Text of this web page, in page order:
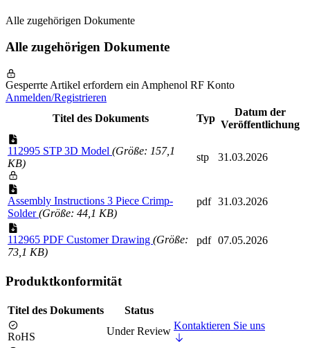
Alle zugehörigen Dokumente
Alle zugehörigen Dokumente
Gesperrte Artikel erfordern ein Amphenol RF Konto
Anmelden/Registrieren
Titel des Dokuments
Typ
Datum der
Veröffentlichung
112995 STP 3D Model (Größe: 157,1
KB)
stp 31.03.2026
Assembly Instructions 3 Piece Crimp-
Solder(Größe: 44,1 KB)
pdf 31.03.2026
112965 PDF Customer Drawing (Größe:
73,1 KB)
pdf 07.05.2026
Produktkonformität
Titel des Dokuments Status
RoHS Under Review Kontaktieren Sie uns